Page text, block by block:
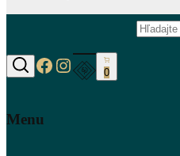
Hľadať
https://
https://0
Menu